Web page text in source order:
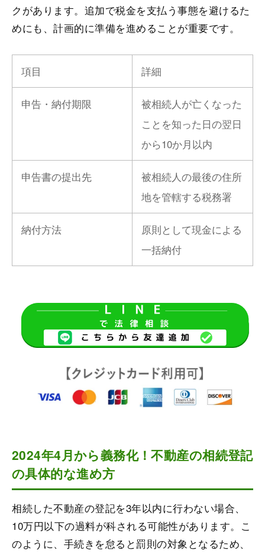
クがあります。追加で税金を支払う事態を避けるた
めにも、計画的に準備を進めることが重要です。
項目 詳細
申告・納付期限
被相続人が亡くなった
ことを知った日の翌日
から10か月以内
申告書の提出先
被相続人の最後の住所
地を管轄する税務署
納付方法
原則として現金による
一括納付
2024年4月から義務化！不動産の相続登記
の具体的な進め方
相続した不動産の登記を3年以内に行わない場合、
10万円以下の過料が科される可能性があります。こ
のように、手続きを怠ると罰則の対象となるため、